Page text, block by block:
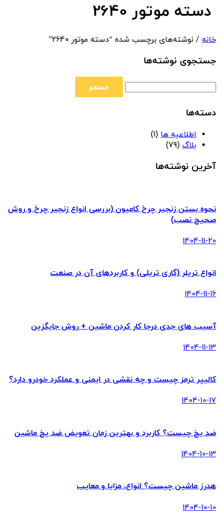
دسته موتور 2640
خانه / نوشته‌های برچسب شده “دسته موتور 2640”
جستجوی نوشته‌ها
دسته‌ها
اطلاعیه ها (1)
بلاگ (79)
آخرین نوشته‌ها
نحوه بستن زنجیر چرخ کامیون (بررسی انواع زنجیر چرخ و روش
صحیح نصب)
1404-11-20
انواع تریلر (گاری تریلی) و کاربردهای آن در صنعت
1404-11-16
آسیب های جدی درجا کار کردن ماشین + روش جایگزین
1404-11-13
کالیپر ترمز چیست و چه نقشی در ایمنی و عملکرد خودرو دارد؟
1404-10-17
ضد یخ چیست؟ کاربرد و بهترین زمان تعویض ضد یخ ماشین
1404-10-13
هدرز ماشین چیست؟ انواع، مزایا و معایب
1404-10-10